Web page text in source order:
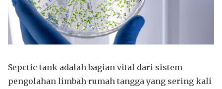
Sepctic tank adalah bagian vital dari sistem
pengolahan limbah rumah tangga yang sering kali